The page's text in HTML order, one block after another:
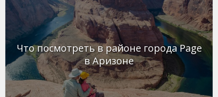
Что посмотреть в районе города Page
в Аризоне